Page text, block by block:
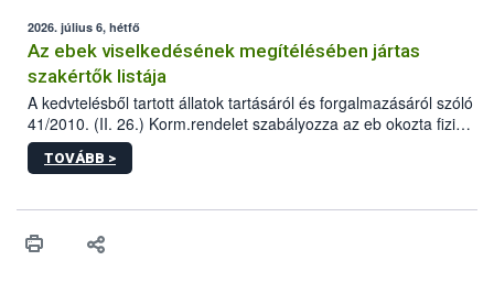
2026. július 6, hétfő
Az ebek viselkedésének megítélésében jártas
szakértők listája
A kedvtelésből tartott állatok tartásáról és forgalmazásáról szóló
41/2010. (II. 26.) Korm.rendelet szabályozza az eb okozta fizikai
sérülés, illetve ennek veszélye keletkezésekor felmerülő
hatósági feladatokat, valamint a veszélyes eb tartását és annak
vonni az ebek viselkedésének megítélésében jártas szakértőt.
TOVÁBB >